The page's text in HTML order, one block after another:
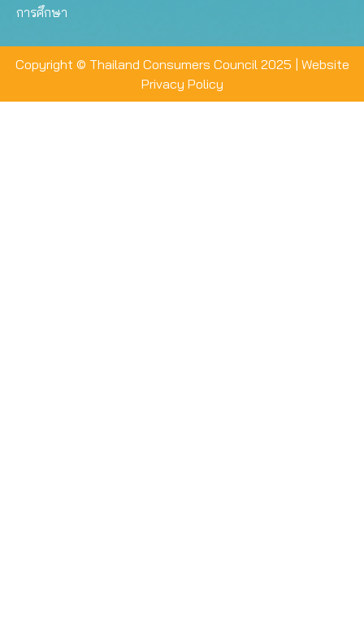
การศึกษา
Copyright © Thailand Consumers Council 2025 | Website
Privacy Policy